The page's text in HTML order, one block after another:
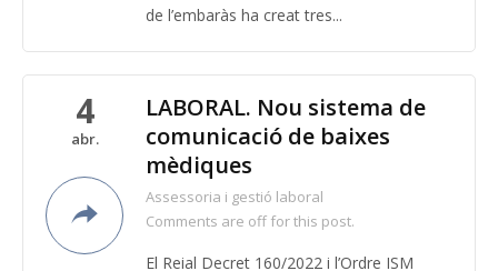
de l’embaràs ha creat tres...
4
abr.
LABORAL. Nou sistema de
comunicació de baixes
mèdiques
Assessoria i gestió laboral
Comments are off for this post.
El Reial Decret 160/2022 i l’Ordre ISM